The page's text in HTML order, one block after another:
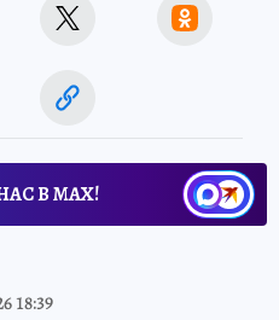
В МАХ!
18:39